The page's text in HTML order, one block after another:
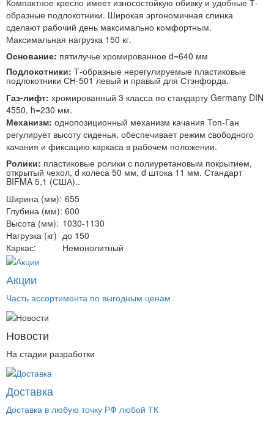
Компактное кресло имеет износостойкую обивку и удобные Т-
образные подлокотники. Широкая эргономичная спинка
сделают рабочий день максимально комфортным.
Максимальная нагрузка 150 кг.
Основание: пятилучье хромированное d=640 мм
Подлокотники: Т-образные нерегулируемые пластиковые
подлокотники СН-501 левый и правый для Стэнфорда.
Газ-лифт: хромированный 3 класса по стандарту Germany DIN
4550, h=230 мм.
Механизм: однопозиционный механизм качания Топ-Ган
регулирует высоту сиденья, обеспечивает режим свободного
качания и фиксацию каркаса в рабочем положении.
Ролики: пластиковые ролики с полиуретановым покрытием,
открытый чехол, d колеса 50 мм, d штока 11 мм. Стандарт
BIFMA 5,1 (США)..
Ширина (мм): 655
Глубина (мм): 600
Высота (мм): 1030-1130
Нагрузка (кг) до 150
Каркас:
Немонолитный
Акции
Часть ассортимента по выгодным ценам
Новости
На стадии разработки
Доставка
Доставка в любую точку РФ любой ТК